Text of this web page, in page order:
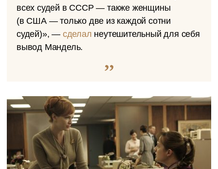
всех судей в СССР — также женщины
(в США — только две из каждой сотни
судей)», — сделал неутешительный для себя
вывод Мандель.